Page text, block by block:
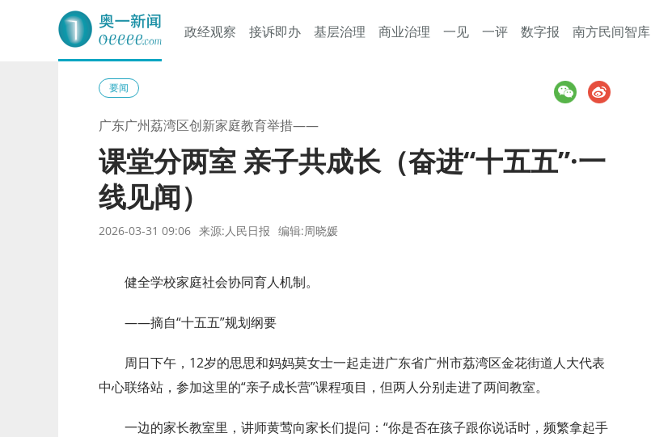
奥一网
政经观察 接诉即办 基层治理 商业治理 一见 一评 数字报 南方民间智库
要闻
广东广州荔湾区创新家庭教育举措——
课堂分两室 亲子共成长（奋进“十五五”·一
线见闻）
2026-03-31 09:06 来源:人民日报 编辑:周晓媛
健全学校家庭社会协同育人机制。
——摘自“十五五”规划纲要
周日下午，12岁的思思和妈妈莫女士一起走进广东省广州市荔湾区金花街道人大代表
中心联络站，参加这里的“亲子成长营”课程项目，但两人分别走进了两间教室。
一边的家长教室里，讲师黄莺向家长们提问：“你是否在孩子跟你说话时，频繁拿起手